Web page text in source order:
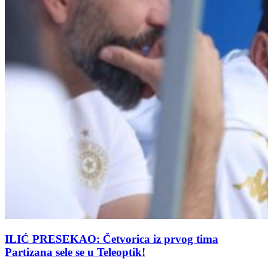
ILIĆ PRESEKAO: Četvorica iz prvog tima
Partizana sele se u Teleoptik!